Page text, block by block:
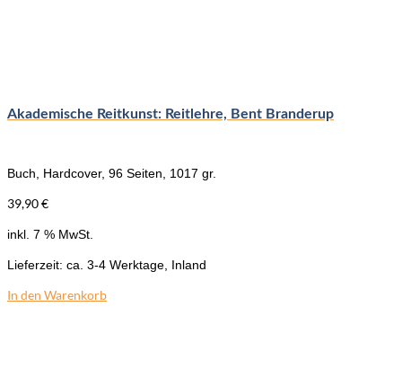
Akademische Reitkunst: Reitlehre, Bent Branderup
Buch, Hardcover, 96 Seiten, 1017 gr.
39,90€
inkl. 7 % MwSt.
Lieferzeit: ca. 3-4 Werktage, Inland
In den Warenkorb